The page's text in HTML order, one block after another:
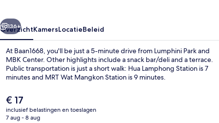
Volgende
136+
OverzichtKamersLocatieBeleid
At Baan1668, you'll be just a 5-minute drive from Lumphini Park and
MBK Center. Other highlights include a snack bar/deli and a terrace.
Public transportation is just a short walk: Hua Lamphong Station is 7
minutes and MRT Wat Mangkon Station is 9 minutes.
De
huidige
prijs
€ 17
inclusief belastingen en toeslagen
7 aug - 8 aug